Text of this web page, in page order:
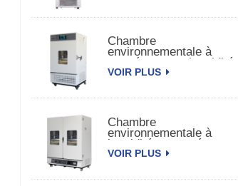
Chambre
environnementale à
température et humidité
constantes à porte
VOIR PLUS
Chambre
environnementale à
humidité et température
constante à double porte
VOIR PLUS